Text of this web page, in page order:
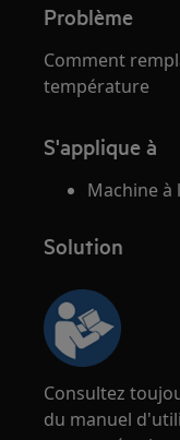
Problème
Comment
température
S'applique à
Machine à
Solution
Consultez
du manuel